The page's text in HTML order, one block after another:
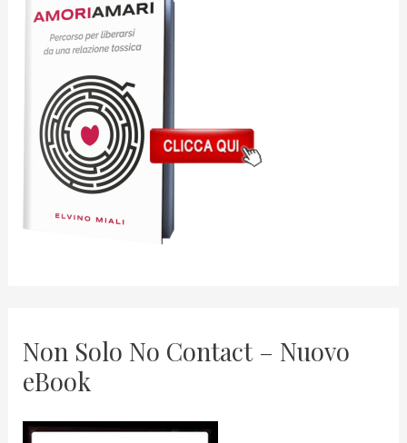
Non Solo No Contact – Nuovo
eBook